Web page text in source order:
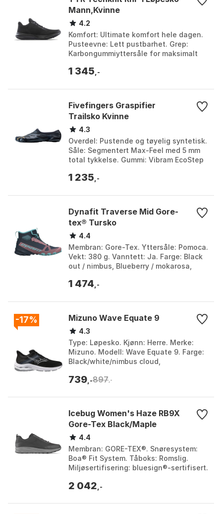
Mann,Kvinne
4.2
Komfort: Ultimate komfort hele dagen.
Pusteevne: Lett pustbarhet. Grep:
Karbongummiyttersåle for maksimalt
grey, Blue ...
1 345 ,-
Fivefingers Graspifier
Trailsko Kvinne
4.3
Overdel: Pustende og tøyelig syntetisk.
Såle: Segmentert Max-Feel med 5 mm
total tykkelse. Gummi: Vibram EcoStep
Bruksområde: Styr...
1 235 ,-
Dynafit Traverse Mid Gore-
tex® Tursko
4.4
Membran: Gore-Tex. Yttersåle: Pomoca.
Vekt: 380 g. Vanntett: Ja. Farge: Black
out / nimbus, Blueberry / mokarosa,
1, R...
1 474 ,-
-17% Mizuno Wave Equate 9
4.3
Type: Løpesko. Kjønn: Herre. Merke:
Mizuno. Modell: Wave Equate 9. Farge:
Black/white/nimbus cloud,
Black/white/vintage indigo 2, ...
739 ,-897 ,-
Icebug Women's Haze RB9X
Gore-Tex Black/Maple
4.4
Membran: GORE-TEX®. Snøresystem:
Boa® Fit System. Tåboks: Romslig.
Miljøsertifisering: bluesign®-sertifisert.
Black / m...
2 042 ,-